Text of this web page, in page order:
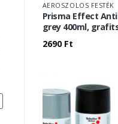
AEROSZOLOS FESTÉK
Prisma Effect
grey 400ml,
2690 Ft